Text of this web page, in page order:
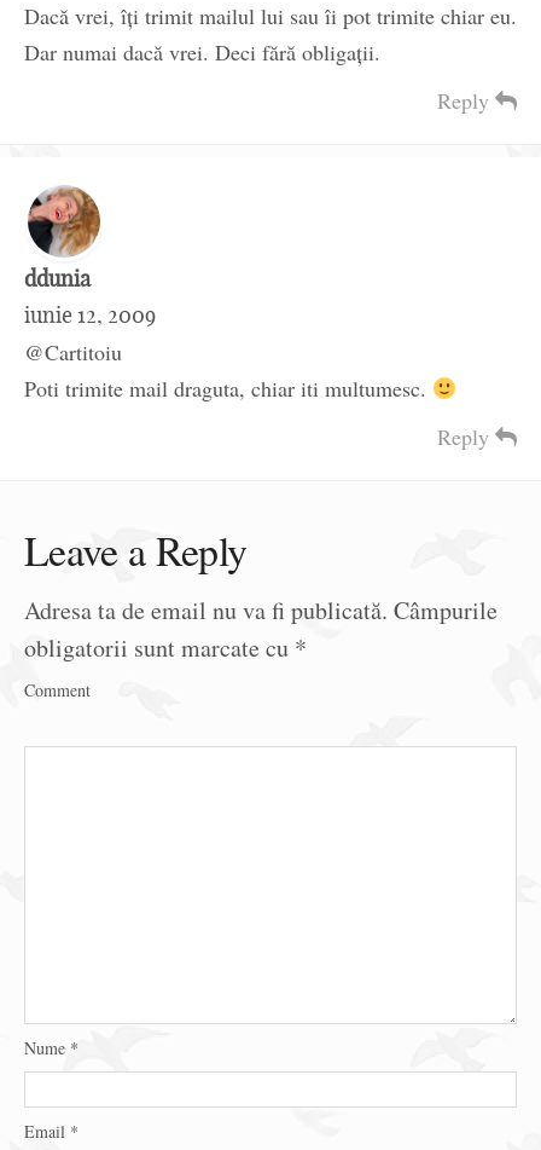
Dacă vrei, îţi trimit mailul lui sau îi pot trimite chiar eu.
Dar numai dacă vrei. Deci fără obligaţii.
Reply
ddunia
iunie 12, 2009
@Cartitoiu
Poti trimite mail draguta, chiar iti multumesc.
Reply
Leave a Reply
Adresa ta de email nu va fi publicată. Câmpurile
obligatorii sunt marcate cu *
Comment
Nume *
Email *